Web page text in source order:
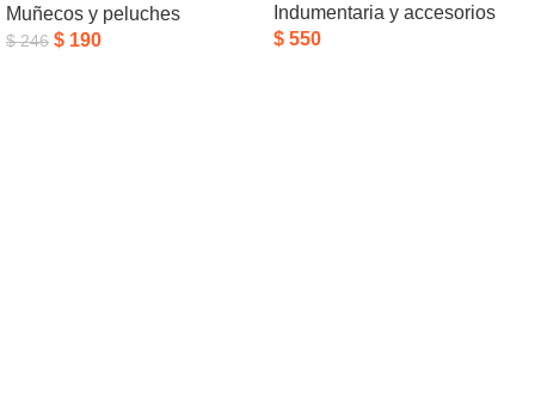
Muñecos y peluches
$246 $ 190
Indumentaria y accesorios
$ 550